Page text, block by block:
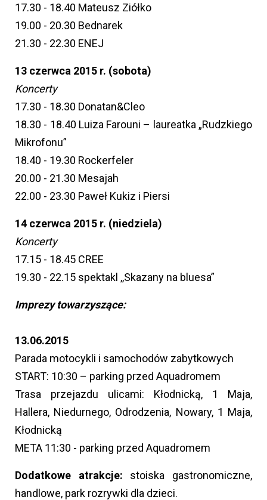
17.30 - 18.40 Mateusz Ziółko
19.00 - 20.30 Bednarek
21.30 - 22.30 ENEJ
13 czerwca 2015 r. (sobota)
Koncerty
17.30 - 18.30 Donatan&Cleo
18.30 - 18.40 Luiza Farouni – laureatka „Rudzkiego
Mikrofonu”
18.40 - 19.30 Rockerfeler
20.00 - 21.30 Mesajah
22.00 - 23.30 Paweł Kukiz i Piersi
14 czerwca 2015 r. (niedziela)
Koncerty
17.15 - 18.45 CREE
19.30 - 22.15 spektakl ,,Skazany na bluesa”
Imprezy towarzyszące:
13.06.2015
Parada motocykli i samochodów zabytkowych
START: 10:30 – parking przed Aquadromem
Trasa przejazdu ulicami: Kłodnicką, 1 Maja,
Hallera, Niedurnego, Odrodzenia, Nowary, 1 Maja,
Kłodnicką
META 11:30 - parking przed Aquadromem
Dodatkowe atrakcje: stoiska gastronomiczne,
handlowe, park rozrywki dla dzieci.